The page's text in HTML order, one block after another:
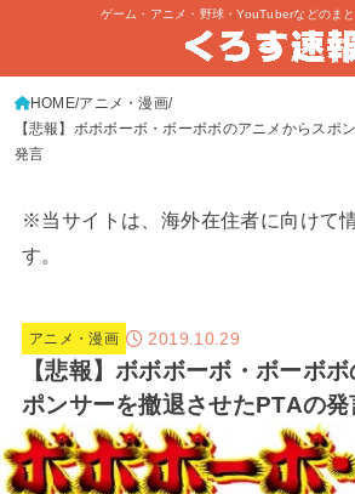
ゲーム・アニメ・野球・YouTuberなどのまと
HOME アニメ・漫画
【悲報】ボボボーボ・ボーボボのアニメからスポ
発言
※当サイトは、海外在住者に向けて
す。
アニメ・漫画 2019.10.29
【悲報】ボボボーボ・ボーボ
ポンサーを撤退させたPTAの発